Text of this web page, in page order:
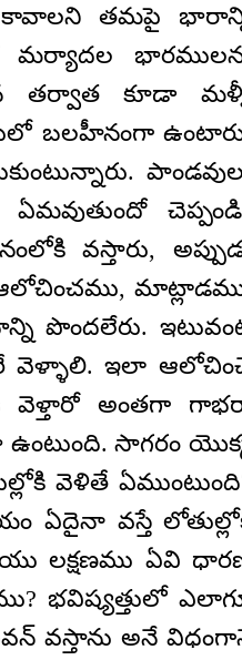
కావాలని తమపై
మర్యాదల
తర్వాత కూడా
బలహీనంగా
వస్తారు,
ఆలోచించము,
పొందలేరు.
వెళ్ళాలి. ఇలా
వెళ్తారో అంతగా
సాగరం
వెళితే
ఏదైనా వస్తే
లక్షణము ఏవి
భవిష్యత్తులో
వస్తాను అనే